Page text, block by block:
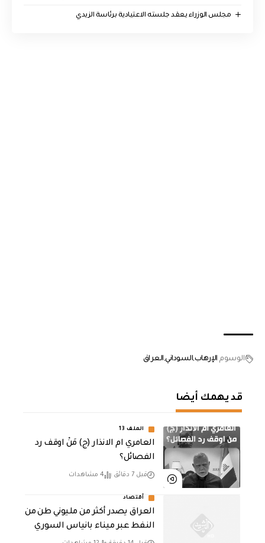
مجلس الوزراء يعقد جلسته الاعتيادية برئاسة الزيدي
الوسوم الإرهابالسوداني العراق
قد يهمك أيضا
الملف 13
العامري ام الانذار (ج) مَنْ اوقف رد
الفصائل؟
قبل 7 دقائق 4 مشاهدات
أقتصاد
العراق يصدر أكثر من مليوني طن من
النفط عبر ميناء بانياس السوري